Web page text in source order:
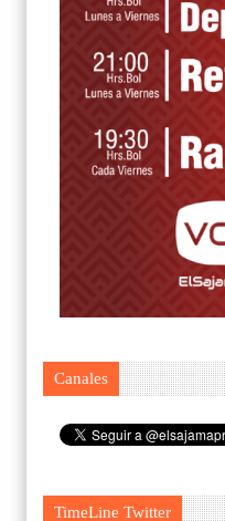
Canales
TimeLine Twitter